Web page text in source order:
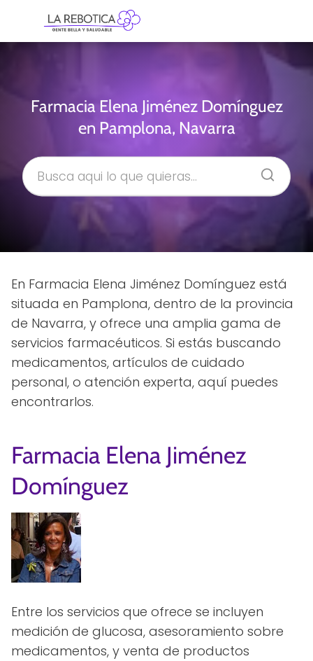
Farmacia Elena Jiménez Domínguez
en Pamplona, Navarra
En Farmacia Elena Jiménez Domínguez está
situada en Pamplona, dentro de la provincia
de Navarra, y ofrece una amplia gama de
servicios farmacéuticos. Si estás buscando
medicamentos, artículos de cuidado
personal, o atención experta, aquí puedes
encontrarlos.
Farmacia Elena Jiménez
Domínguez
Entre los servicios que ofrece se incluyen
medición de glucosa, asesoramiento sobre
medicamentos, y venta de productos